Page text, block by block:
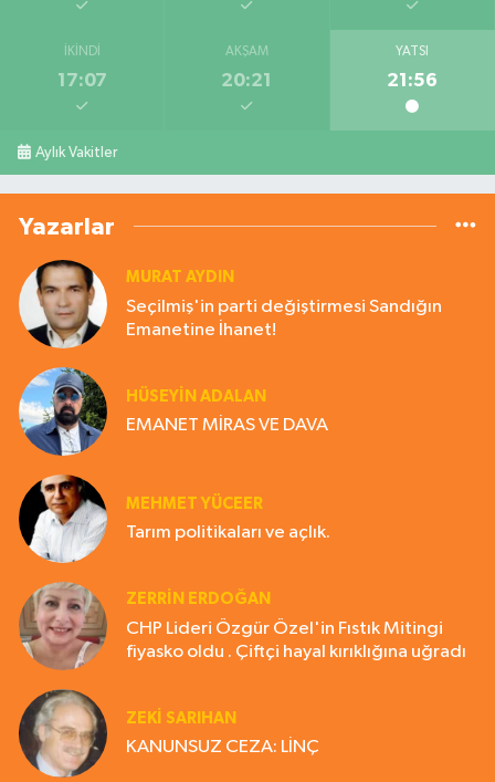
İKINDI
17:07
AKŞAM
20:21
YATSI
21:56
Aylık Vakitler
Yazarlar
MURAT AYDIN
Seçilmiş'in parti değiştirmesi Sandığın
Emanetine İhanet!
HÜSEYIN ADALAN
EMANET MİRAS VE DAVA
MEHMET YÜCEER
Tarım politikaları ve açlık.
ZERRIN ERDOĞAN
CHP Lideri Özgür Özel'in Fıstık Mitingi
fiyasko oldu . Çiftçi hayal kırıklığına uğradı
ZEKI SARIHAN
KANUNSUZ CEZA: LİNÇ